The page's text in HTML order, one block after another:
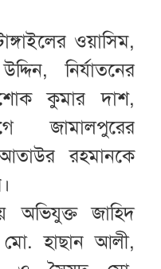
ওয়াসিম,
নির্যাতনের
কুমার দাশ,
জামালপুরের
রহমানকে
অভিযুক্ত জাহিদ
হাছান আলী,